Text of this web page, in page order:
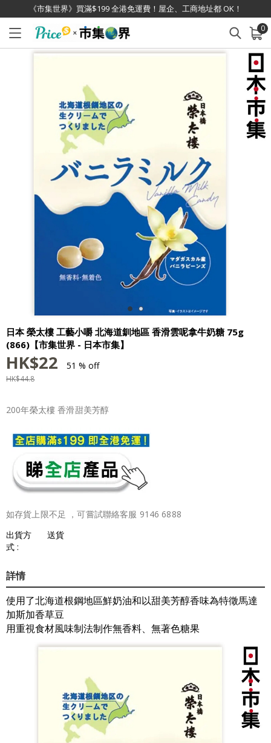
《市集世界》買滿$199 全港免運費！屋企、工商地址都 OK！
0
已加入購物車 查看
日本 榮太樓 工藝小嚼 北海道釧地區 香滑雲呢拿牛奶糖 75g
(866)【市集世界 - 日本市集】
HK$22 51 % off
HK$44.8
200年榮太樓 香滑甜美芳醇
如存貨上限不足 ，可嘗試聯絡客服 9146 6888
出貨方
式 :
送貨
詳情
使用了北海道根鋼地區鮮奶油和以甜美芳醇香味為特徵馬達
加斯加香草豆
用重視食材風味制法制作無香料、無著色糖果